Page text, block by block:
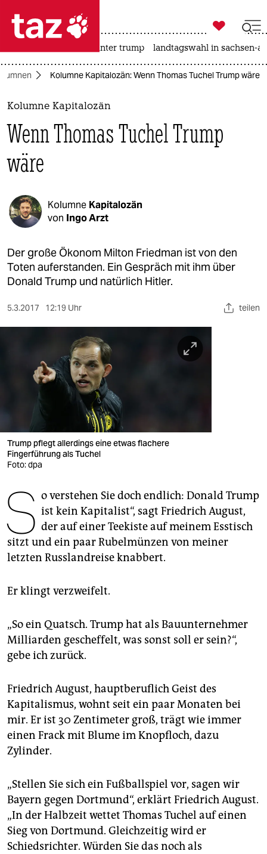
 taz zahl ich
taz zahl ich
themen
politik
öko
kultur
berlin
verlag
veranstaltungen
fragen & hilfe
unterstützen
abo
genossenschaft
epaper login

taz zahl ich
usa unter trump landtagswahl in sachsen-
Kolumne Kapitalozän: Wenn Thomas Tuchel Trump wäre
Kolumne Kapitalozän
Wenn Thomas Tuchel Trump
wäre
Kolumne Kapitalozän
von Ingo Arzt
Der große Ökonom Milton Friedman ist von den
Toten auferstanden. Ein Gespräch mit ihm über
Donald Trump und natürlich Hitler.
5.3.2017 12:19 Uhr teilen
Trump pflegt allerdings eine etwas flachere
Fingerführung als Tuchel
Foto: dpa
S o verstehen Sie doch endlich: Donald Trump
ist kein Kapitalist“, sagt Friedrich August,
der auf einer Teekiste auf meinem Esstisch
sitzt und ein paar Rubelmünzen von meiner
letzten Russlandreise knabbert.
Er klingt verzweifelt.
„So ein Quatsch. Trump hat als Bauunternehmer
Milliarden gescheffelt, was sonst soll er sein?“,
gebe ich zurück.
Friedrich August, hauptberuflich Geist des
Kapitalismus, wohnt seit ein paar Monaten bei
mir. Er ist 30 Zentimeter groß, trägt wie immer
einen Frack mit Blume im Knopfloch, dazu
Zylinder.
„Stellen Sie sich ein Fußballspiel vor, sagen wir
Bayern ­gegen Dortmund“, erklärt Friedrich August.
„In der Halbzeit wettet Thomas Tuchel auf einen
Sieg von Dortmund. Gleichzeitig wird er
Schiedsrichter. Würden Sie das noch als